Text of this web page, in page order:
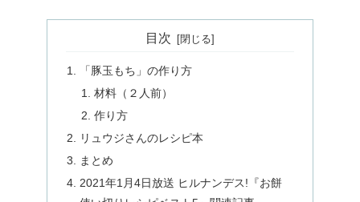
目次
「豚玉もち」の作り方
材料（２人前）
作り方
リュウジさんのレシピ本
まとめ
2021年1月4日放送 ヒルナンデス!『お餅